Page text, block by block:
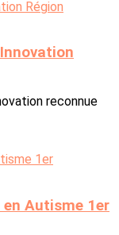
reconnue
Autisme 1er